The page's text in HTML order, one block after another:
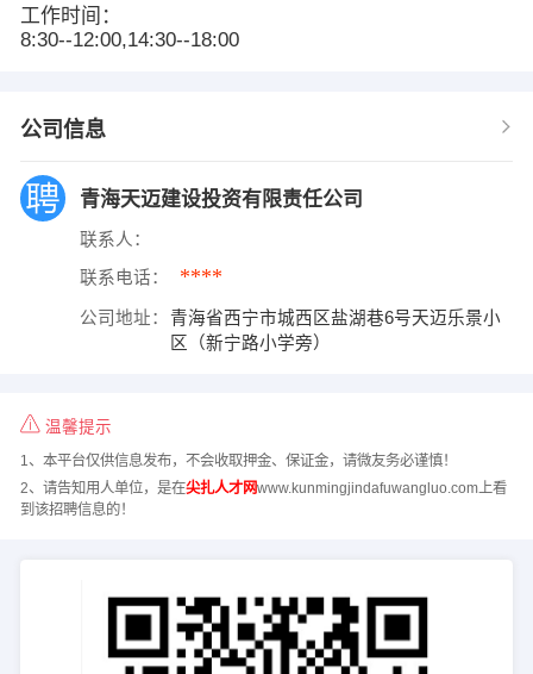
工作时间：
8:30--12:00,14:30--18:00
公司信息
青海天迈建设投资有限责任公司
联系人：
联系电话： ****
公司地址：
青海省西宁市城西区盐湖巷6号天迈乐景小
区（新宁路小学旁）
温馨提示
1、本平台仅供信息发布，不会收取押金、保证金，请微友务必谨慎！
2、请告知用人单位，是在尖扎人才网www.kunmingjindafuwangluo.com上看
到该招聘信息的！